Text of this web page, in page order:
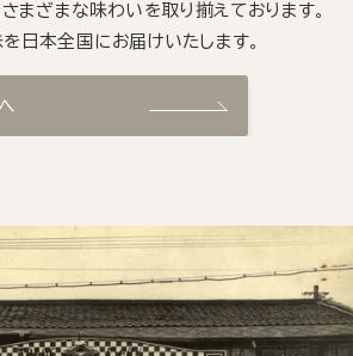
さまざまな味わいを取り揃えております。
日本全国にお届けいたします。